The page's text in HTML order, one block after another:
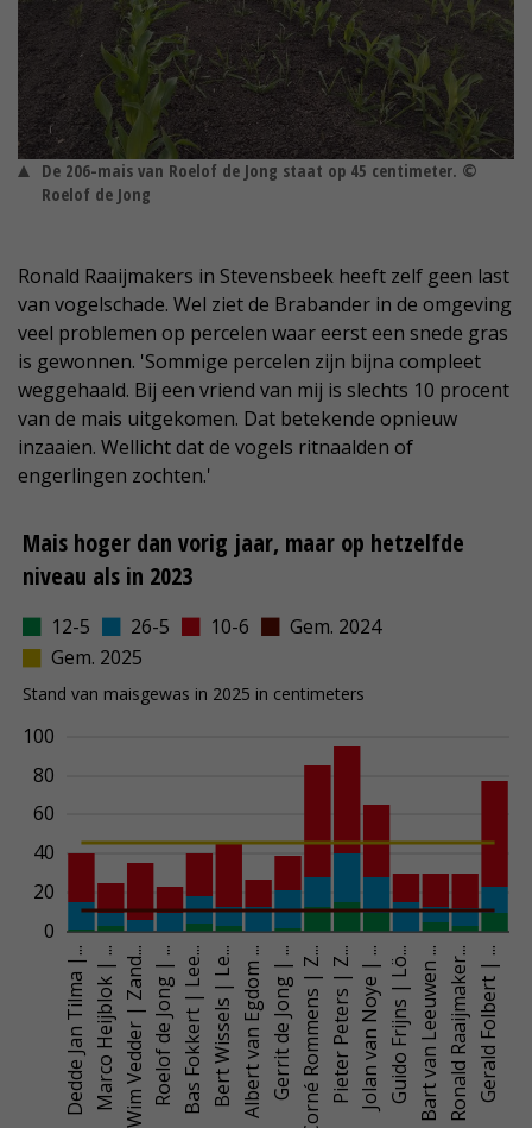
De 206-mais van Roelof de Jong staat op 45 centimeter. ©
Roelof de Jong
Ronald Raaijmakers in Stevensbeek heeft zelf geen last
van vogelschade. Wel ziet de Brabander in de omgeving
veel problemen op percelen waar eerst een snede gras
is gewonnen. 'Sommige percelen zijn bijna compleet
weggehaald. Bij een vriend van mij is slechts 10 procent
van de mais uitgekomen. Dat betekende opnieuw
inzaaien. Wellicht dat de vogels ritnaalden of
engerlingen zochten.'